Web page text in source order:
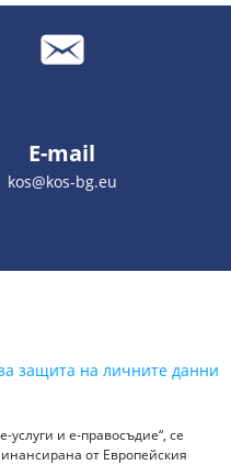
E-mail
kos@kos-bg.eu
защита на личните данни
и е-правосъдие“, се
от Европейския